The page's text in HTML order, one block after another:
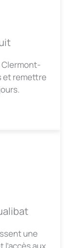
et remettre
une